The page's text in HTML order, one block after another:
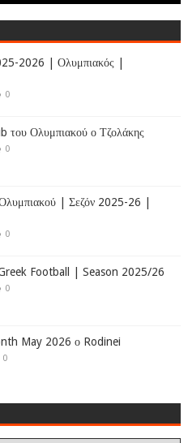
2026 | Ολυμπιακός |
0
του Ολυμπιακού ο Τζολάκης
0
| Σεζόν 2025-26 |
0
Football | Season 2025/26
0
May 2026 ο Rodinei
0